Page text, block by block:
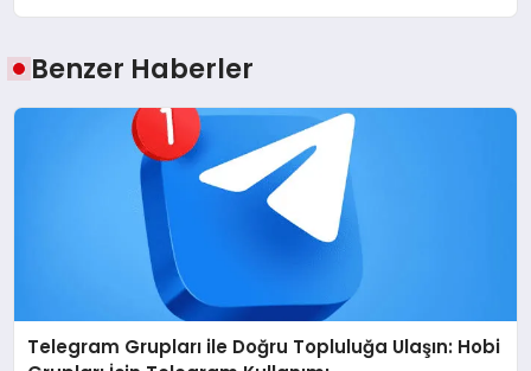
Benzer Haberler
Telegram Grupları ile Doğru Topluluğa Ulaşın: Hobi